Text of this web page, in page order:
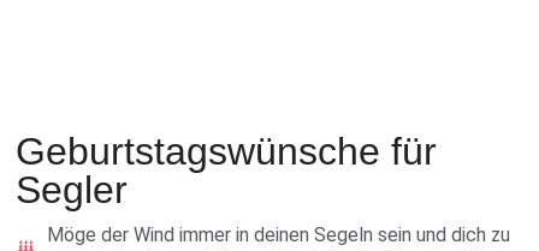
Geburtstagswünsche für
Segler
Möge der Wind immer in deinen Segeln sein und dich zu